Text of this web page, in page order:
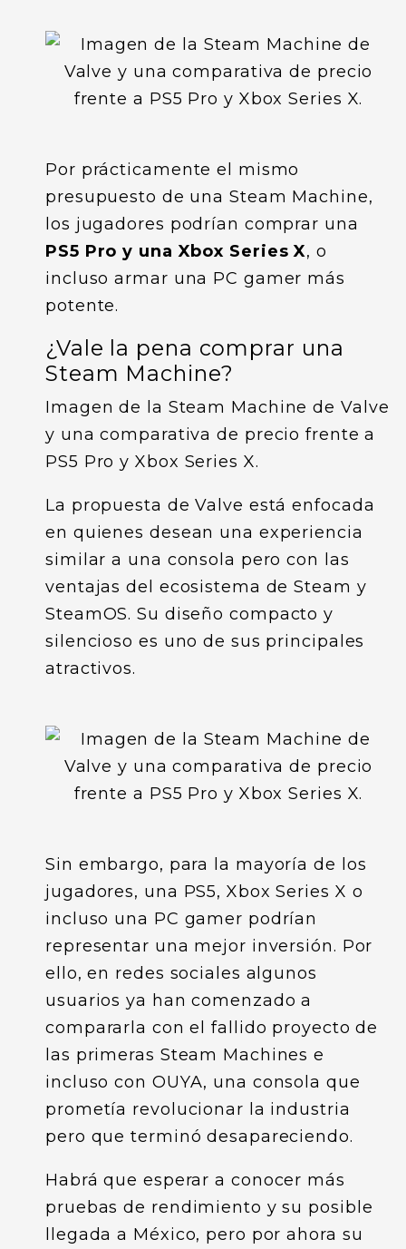
Por prácticamente el mismo
presupuesto de una Steam Machine,
los jugadores podrían comprar una
PS5 Pro y una Xbox Series X, o
incluso armar una PC gamer más
potente.
¿Vale la pena comprar una
Steam Machine?
Imagen de la Steam Machine de Valve
y una comparativa de precio frente a
PS5 Pro y Xbox Series X.
La propuesta de Valve está enfocada
en quienes desean una experiencia
similar a una consola pero con las
ventajas del ecosistema de Steam y
SteamOS. Su diseño compacto y
silencioso es uno de sus principales
atractivos.
Sin embargo, para la mayoría de los
jugadores, una PS5, Xbox Series X o
incluso una PC gamer podrían
representar una mejor inversión. Por
ello, en redes sociales algunos
usuarios ya han comenzado a
compararla con el fallido proyecto de
las primeras Steam Machines e
incluso con OUYA, una consola que
prometía revolucionar la industria
pero que terminó desapareciendo.
Habrá que esperar a conocer más
pruebas de rendimiento y su posible
llegada a México, pero por ahora su